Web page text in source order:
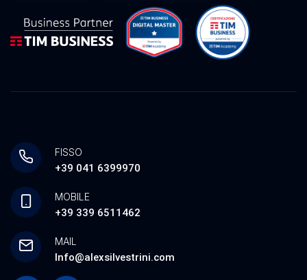
FISSO
+39 041 6399970
MOBILE
+39 339 6511462
MAIL
Info@alexsilvestrini.com